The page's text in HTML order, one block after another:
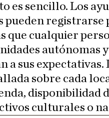
es sencillo. Los
pueden registrarse
que cualquier
autónomas
a sus
sobre cada
disponibilidad
culturales o